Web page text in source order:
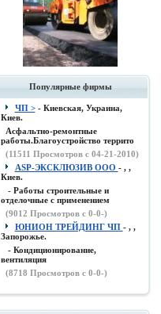
Популярные фирмы
ЧП >- Киевская, Украина,
Киев.
Асфальтно-ремонтные
работы.Благоустройство террито
(11511 Просмотров с 04-21-2010)
ASP-ЭКСКЛЮЗИВ ООО - , ,
Киев.
- Работы строительные и
отделочные с применением
(9012 Просмотров с 0-0-)
ЮНИОН ТРЕЙДИНГ ЧП - , ,
Запорожье.
- Кондиционирование,
вентиляция
(8718 Просмотров с 0-0-)